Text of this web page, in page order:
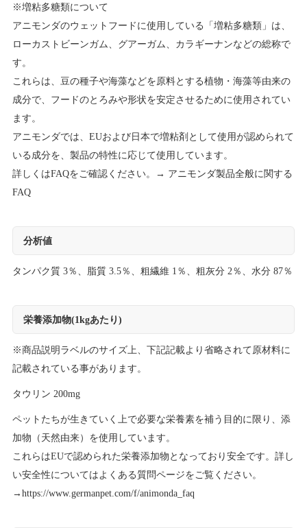
※増粘多糖類について
アニモンダのウェットフードに使用している「増粘多糖類」は、
ローカストビーンガム、グアーガム、カラギーナンなどの総称で
す。
これらは、豆の種子や海藻などを原料とする植物・海藻等由来の
成分で、フードのとろみや形状を安定させるために使用されてい
ます。
アニモンダでは、EUおよび日本で増粘剤として使用が認められて
いる成分を、製品の特性に応じて使用しています。
詳しくはFAQをご確認ください。→ アニモンダ製品全般に関する
FAQ
分析値
タンパク質 3％、脂質 3.5％、粗繊維 1％、粗灰分 2％、水分 87％
栄養添加物(1kgあたり)
※商品説明ラベルのサイズ上、下記記載より省略されて原材料に
記載されている事があります。
タウリン 200mg
ペットたちが生きていく上で必要な栄養素を補う目的に限り、添
加物（天然由来）を使用しています。
これらはEUで認められた栄養添加物となっており安全です。詳し
い安全性についてはよくある質問ページをご覧ください。
→ https://www.germanpet.com/f/animonda_faq